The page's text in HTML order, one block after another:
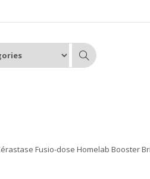
Fusio-dose Homelab Booster